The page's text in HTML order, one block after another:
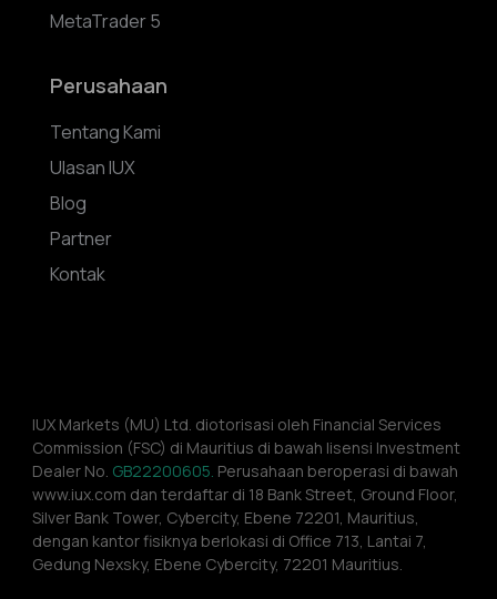
MetaTrader 5
Perusahaan
Tentang Kami
Ulasan IUX
Blog
Partner
Kontak
IUX Markets (MU) Ltd. diotorisasi oleh Financial Services
Commission (FSC) di Mauritius di bawah lisensi Investment
Dealer No. GB22200605. Perusahaan beroperasi di bawah
www.iux.com dan terdaftar di 18 Bank Street, Ground Floor,
Silver Bank Tower, Cybercity, Ebene 72201, Mauritius,
dengan kantor fisiknya berlokasi di Office 713, Lantai 7,
Gedung Nexsky, Ebene Cybercity, 72201 Mauritius.